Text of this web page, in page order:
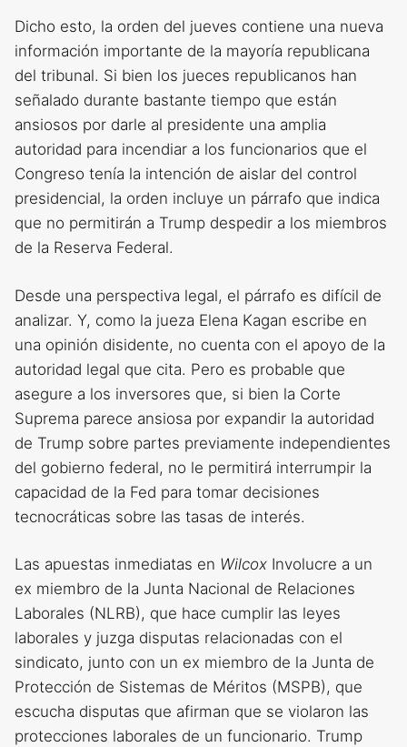
Dicho esto, la orden del jueves contiene una nueva
información importante de la mayoría republicana
del tribunal. Si bien los jueces republicanos han
señalado durante bastante tiempo que están
ansiosos por darle al presidente una amplia
autoridad para incendiar a los funcionarios que el
Congreso tenía la intención de aislar del control
presidencial, la orden incluye un párrafo que indica
que no permitirán a Trump despedir a los miembros
de la Reserva Federal.
Desde una perspectiva legal, el párrafo es difícil de
analizar. Y, como la jueza Elena Kagan escribe en
una opinión disidente, no cuenta con el apoyo de la
autoridad legal que cita. Pero es probable que
asegure a los inversores que, si bien la Corte
Suprema parece ansiosa por expandir la autoridad
de Trump sobre partes previamente independientes
del gobierno federal, no le permitirá interrumpir la
capacidad de la Fed para tomar decisiones
tecnocráticas sobre las tasas de interés.
Las apuestas inmediatas en Wilcox Involucre a un
ex miembro de la Junta Nacional de Relaciones
Laborales (NLRB), que hace cumplir las leyes
laborales y juzga disputas relacionadas con el
sindicato, junto con un ex miembro de la Junta de
Protección de Sistemas de Méritos (MSPB), que
escucha disputas que afirman que se violaron las
protecciones laborales de un funcionario. Trump